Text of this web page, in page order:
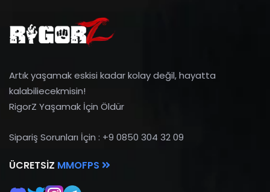
Artık yaşamak eskisi kadar kolay değil, hayatta
kalabiliecekmisin!
RigorZ Yaşamak İçin Öldür
Sipariş Sorunları İçin : +9 0850 304 32 09
ÜCRETSIZ MMOFPS